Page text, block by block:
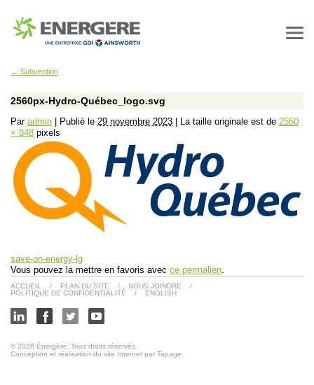
← Subvention
2560px-Hydro-Québec_logo.svg
Par admin Publié le 29 novembre 2023 La taille originale est de 2560
× 848 pixels
save-on-energy-lg
Vous pouvez la mettre en favoris avec ce permalien
ACCUEIL / PLAN DU SITE / NOUS JOINDRE
/
POLITIQUE DE CONFIDENTIALITÉ
/ ENGLISH
© 2026 Énergère. Tous droits réservés.
Conception et réalisation du site Internet par Tapage